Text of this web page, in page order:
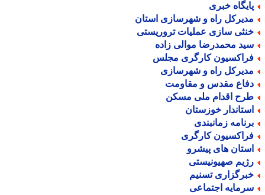
خبری
راه و شهرسازی استان
سازی عملیات تروریستی
محمدرضا موالی زاده
کارگری مجلس
راه و شهرسازی
مقدس و مقاومت
اقدام ملی مسکن
خوزستان
زمانبندی
کارگری
های پیشرو
صهیونیستی
تسنیم
اجتماعی